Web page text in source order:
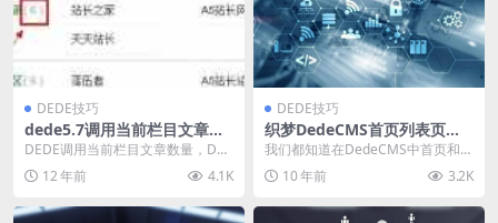
DEDE技巧
dede5.7调用当前栏目文章数
量,列表,首页调用文档总数
DEDE调用当前栏目文章数量，DE
DE列表，DEDE首页都可以调用当
前栏目的文档...
12 年前 4.1K
DEDE技巧
织梦DedeCMS首页列表页实
时动态调用文章点击次数的方
法
我们都知道在DedeCMS中首页和列
表页的文章点击次数默认情况下不
是动态调用的，...
10 年前 3.2K